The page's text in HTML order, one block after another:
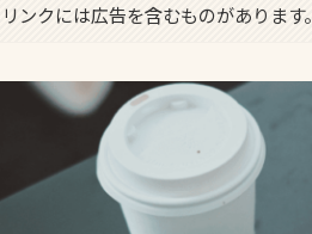
ンクには広告を含むものがあります。